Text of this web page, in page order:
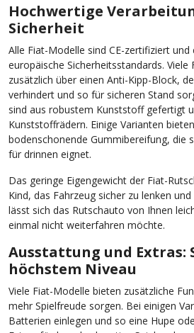
Hochwertige
Sicherheit
Alle Fiat-Modelle sind CE-zertifiziert und
europäische Sicherheitsstandards. Viele
zusätzlich über einen Anti-Kipp-Block,
verhindert und so für sicheren Stand
sind aus robustem Kunststoff gefertigt
Kunststoffrädern. Einige Varianten
bodenschonende Gummibereifung, die
für drinnen eignet.
Das geringe Eigengewicht der Fiat-
Kind, das Fahrzeug sicher zu lenken
lässt sich das Rutschauto von Ihnen
einmal nicht weiterfahren möchte.
Ausstattung und Extras:
höchstem Niveau
Viele Fiat-Modelle bieten zusätzliche
mehr Spielfreude sorgen. Bei einigen
Batterien einlegen und so eine Hupe